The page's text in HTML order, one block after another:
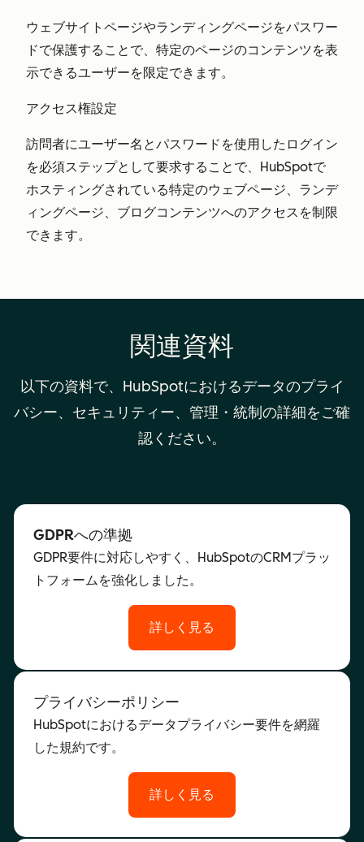
ウェブサイトページやランディングページをパスワー
ドで保護することで、特定のページのコンテンツを表
示できるユーザーを限定できます。
アクセス権設定
訪問者にユーザー名とパスワードを使用したログイン
を必須ステップとして要求することで、HubSpotで
ホスティングされている特定のウェブページ、ランデ
ィングページ、ブログコンテンツへのアクセスを制限
できます。
関連資料
以下の資料で、HubSpotにおけるデータのプライ
バシー、セキュリティー、管理・統制の詳細をご確
認ください。
GDPRへの準拠
GDPR要件に対応しやすく、HubSpotのCRMプラッ
トフォームを強化しました。
詳しく見る
プライバシーポリシー
HubSpotにおけるデータプライバシー要件を網羅
した規約です。
詳しく見る